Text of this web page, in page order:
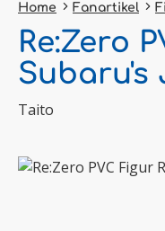
Home Fanartikel
Re:Zero
Subaru's
Taito
Bildergalerie